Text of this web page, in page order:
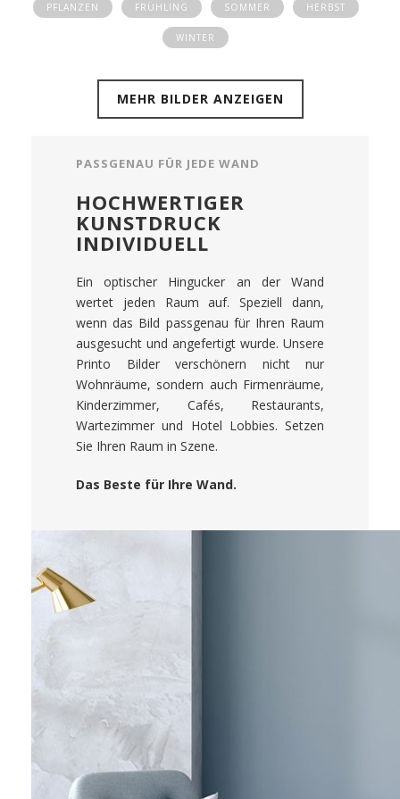
PFLANZEN FRÜHLING SOMMER HERBST
WINTER
MEHR BILDER ANZEIGEN
PASSGENAU FÜR JEDE WAND
HOCHWERTIGER
KUNSTDRUCK
INDIVIDUELL
Ein optischer Hingucker an der Wand
wertet jeden Raum auf. Speziell dann,
wenn das Bild passgenau für Ihren Raum
ausgesucht und angefertigt wurde. Unsere
Printo Bilder verschönern nicht nur
Wohnräume, sondern auch Firmenräume,
Kinderzimmer, Cafés, Restaurants,
Wartezimmer und Hotel Lobbies. Setzen
Sie Ihren Raum in Szene.
Das Beste für Ihre Wand.